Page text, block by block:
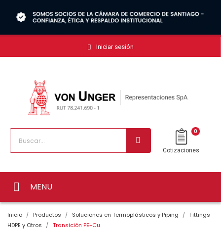
Iniciar sesión
0
Cotizaciones
MENU
Inicio Productos Soluciones en Termoplásticos y Piping
Fittings
HDPE y Otros
Transición PE-Cu